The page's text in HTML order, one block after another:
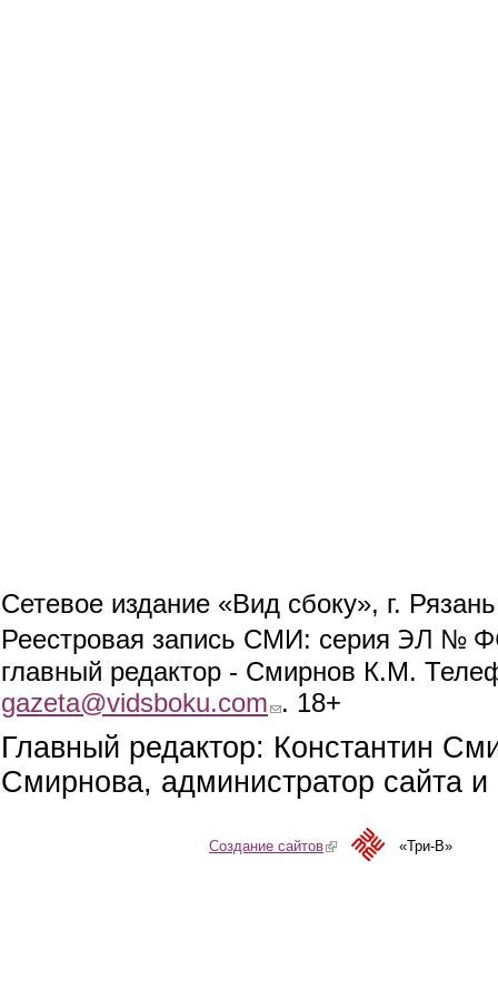
Сетевое издание «Вид сбоку», г.
Реестровая запись СМИ: серия ЭЛ №
главный редактор - Смирнов К.М.
gazeta@vidsboku.com (link sends e-mail)
. 18+
Главный редактор: Константин
Смирнова, администратор сайта
Создание сайтов(link is external)«Три-В»